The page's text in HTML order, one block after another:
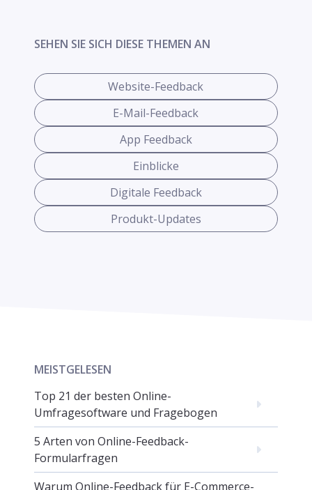
SEHEN SIE SICH DIESE THEMEN AN
Website-Feedback
E-Mail-Feedback
App Feedback
Einblicke
Digitale Feedback
Produkt-Updates
MEISTGELESEN
Top 21 der besten Online-
Umfragesoftware und Fragebogen
5 Arten von Online-Feedback-
Formularfragen
Warum Online-Feedback für E-Commerce-